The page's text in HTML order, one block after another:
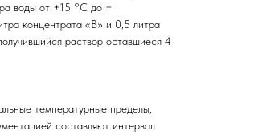
воды от +15 °С до +
концентрата «В» и 0,5 литра
раствор оставшиеся 4
температурные пределы,
составляют интервал